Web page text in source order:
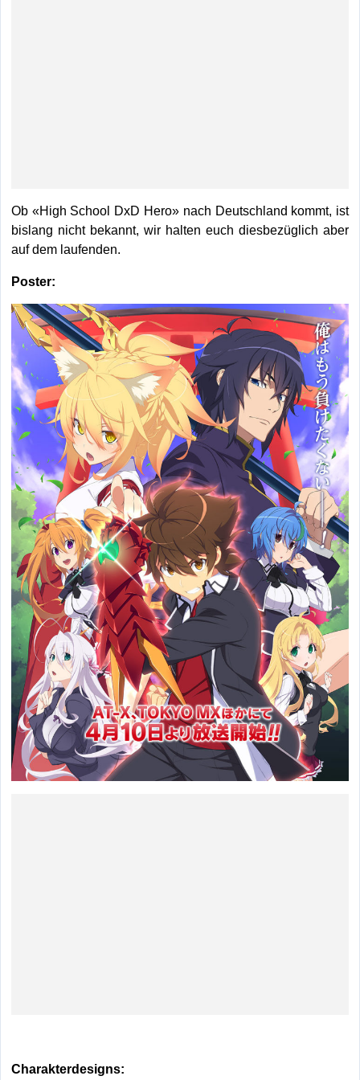
Ob «High School DxD Hero» nach Deutschland kommt, ist
bislang nicht bekannt, wir halten euch diesbezüglich aber
auf dem laufenden.
Poster:
Charakterdesigns: